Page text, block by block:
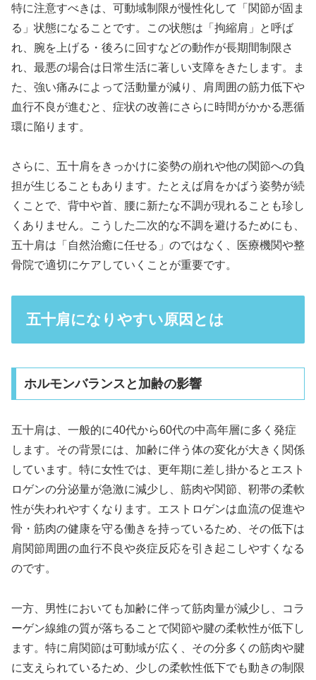
特に注意すべきは、可動域制限が慢性化して「関節が固ま
る」状態になることです。この状態は「拘縮肩」と呼ば
れ、腕を上げる・後ろに回すなどの動作が長期間制限さ
れ、最悪の場合は日常生活に著しい支障をきたします。ま
た、強い痛みによって活動量が減り、肩周囲の筋力低下や
血行不良が進むと、症状の改善にさらに時間がかかる悪循
環に陥ります。
さらに、五十肩をきっかけに姿勢の崩れや他の関節への負
担が生じることもあります。たとえば肩をかばう姿勢が続
くことで、背中や首、腰に新たな不調が現れることも珍し
くありません。こうした二次的な不調を避けるためにも、
五十肩は「自然治癒に任せる」のではなく、医療機関や整
骨院で適切にケアしていくことが重要です。
五十肩になりやすい原因とは
ホルモンバランスと加齢の影響
五十肩は、一般的に40代から60代の中高年層に多く発症
します。その背景には、加齢に伴う体の変化が大きく関係
しています。特に女性では、更年期に差し掛かるとエスト
ロゲンの分泌量が急激に減少し、筋肉や関節、靭帯の柔軟
性が失われやすくなります。エストロゲンは血流の促進や
骨・筋肉の健康を守る働きを持っているため、その低下は
肩関節周囲の血行不良や炎症反応を引き起こしやすくなる
のです。
一方、男性においても加齢に伴って筋肉量が減少し、コラ
ーゲン線維の質が落ちることで関節や腱の柔軟性が低下し
ます。特に肩関節は可動域が広く、その分多くの筋肉や腱
に支えられているため、少しの柔軟性低下でも動きの制限